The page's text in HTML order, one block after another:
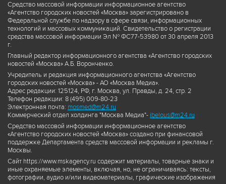
Средство массовой информации информационное агентство
«Агентство городских новостей «Москва» зарегистрировано в
Федеральной службе по надзору в сфере связи, информационных
технологий и массовых коммуникаций. Свидетельство о регистрации
средства массовой информации Эл № ФС77-53980 от 30 апреля 2013
г.
Главный редактор информационного агентства «Агентство городских
новостей «Москва» А.Б. Воронченко.
Учредитель и редакция информационного агентства «Агентство
городских новостей «Москва» - АО «Москва Медиа».
Адрес редакции: 125124, РФ, г. Москва, ул. Правды, д. 24, стр. 2
Телефон редакции: 8 (495) 009-80-23
Электронная почта: mosmed@m24.ru
Коммерческий отдел холдинга "Москва Медиа"- ibelous@m24.ru
Средство массовой информации информационное агентство
«Агентство городских новостей «Москва» создано при финансовой
поддержке Департамента средств массовой информации и рекламы г.
Москвы.
Сайт https://www.mskagency.ru содержит материалы, товарные знаки и
иные охраняемые элементы, включая, но, не ограничиваясь: тексты,
фотографии, аудио и/или видеоматериалы, графические изображения